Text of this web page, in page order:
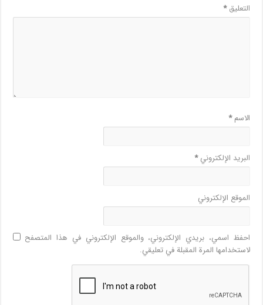
التعليق*
الاسم*
البريد الإلكتروني*
الموقع الإلكتروني
احفظ اسمي، بريدي الإلكتروني، والموقع الإلكتروني في هذا المتصفح
لاستخدامها المرة المقبلة في تعليقي.